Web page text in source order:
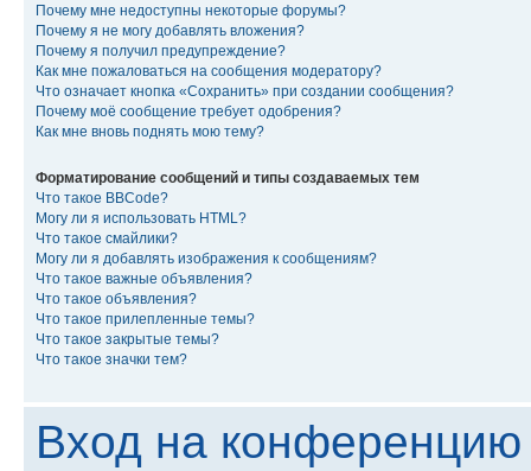
Почему мне недоступны некоторые форумы?
Почему я не могу добавлять вложения?
Почему я получил предупреждение?
Как мне пожаловаться на сообщения модератору?
Что означает кнопка «Сохранить» при создании сообщения?
Почему моё сообщение требует одобрения?
Как мне вновь поднять мою тему?
Форматирование сообщений и типы создаваемых тем
Что такое BBCode?
Могу ли я использовать HTML?
Что такое смайлики?
Могу ли я добавлять изображения к сообщениям?
Что такое важные объявления?
Что такое объявления?
Что такое прилепленные темы?
Что такое закрытые темы?
Что такое значки тем?
Вход на конференцию